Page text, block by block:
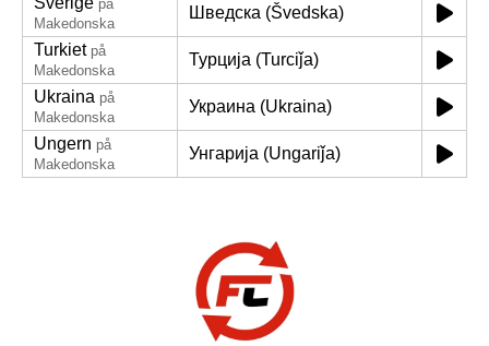
på
Makedonska
Шведска (Švedska)
Turkiet på
Makedonska
Турција (Turciǰa)
Ukraina på
Makedonska
Украина (Ukraina)
Ungern på
Makedonska
Унгарија (Ungariǰa)